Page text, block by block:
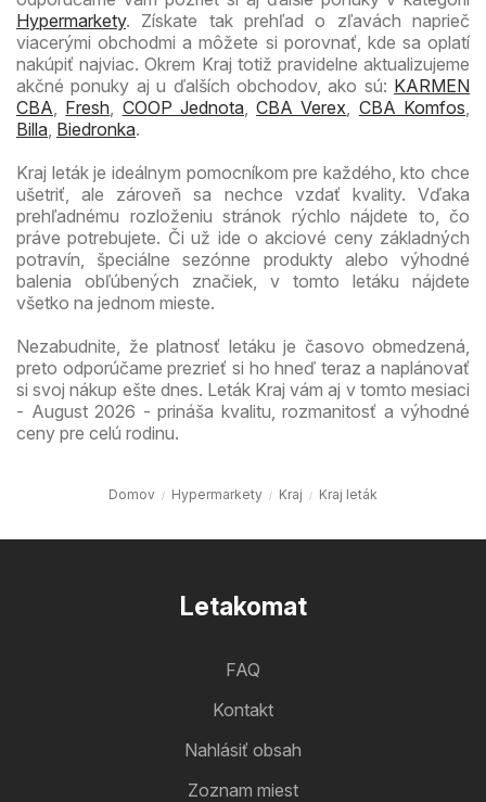
Hypermarkety. Získate tak prehľad o zľavách naprieč
viacerými obchodmi a môžete si porovnať, kde sa oplatí
nakúpiť najviac. Okrem Kraj totiž pravidelne aktualizujeme
akčné ponuky aj u ďalších obchodov, ako sú: KARMEN
CBA, Fresh, COOP Jednota,CBA Verex, CBA Komfos,
Billa, Biedronka.
Kraj leták je ideálnym pomocníkom pre každého, kto chce
ušetriť, ale zároveň sa nechce vzdať kvality. Vďaka
prehľadnému rozloženiu stránok rýchlo nájdete to, čo
práve potrebujete. Či už ide o akciové ceny základných
potravín, špeciálne sezónne produkty alebo výhodné
balenia obľúbených značiek, v tomto letáku nájdete
všetko na jednom mieste.
Nezabudnite, že platnosť letáku je časovo obmedzená,
preto odporúčame prezrieť si ho hneď teraz a naplánovať
si svoj nákup ešte dnes. Leták Kraj vám aj v tomto mesiaci
- August 2026 - prináša kvalitu, rozmanitosť a výhodné
ceny pre celú rodinu.
Domov Hypermarkety Kraj Kraj leták
Letakomat
FAQ
Kontakt
Nahlásiť obsah
Zoznam miest